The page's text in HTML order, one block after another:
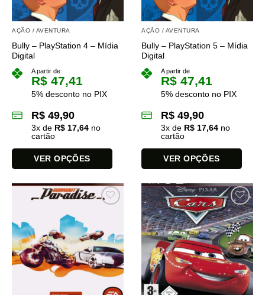
AÇÃO / AVENTURA
Bully – PlayStation 4 – Mídia
Digital
A partir de
R$ 47,41
5% desconto no PIX
R$ 49,90
3x de R$ 17,64 no
cartão
VER OPÇÕES
produto
variantes.
As
opções
podem
AÇÃO / AVENTURA
Bully – PlayStation 5 – Mídia
Digital
A partir de
R$ 47,41
5% desconto no PIX
R$ 49,90
3x de R$ 17,64 no
cartão
VER OPÇÕES
produto
tem
várias
variantes.
As
opções
podem
ser
escolhidas